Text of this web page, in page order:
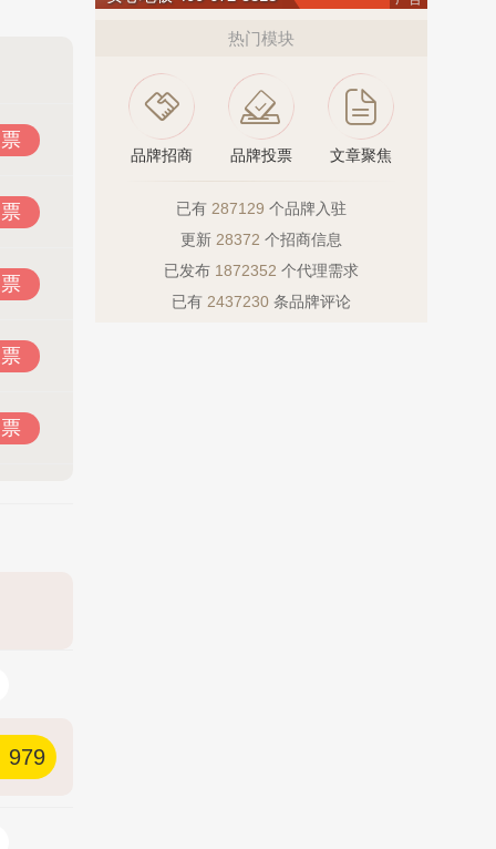
979
热门模块
品牌招商 品牌投票 文章聚焦
已有 287129 个品牌入驻
更新 28372 个招商信息
已发布 1872352 个代理需求
已有 2437230 条品牌评论